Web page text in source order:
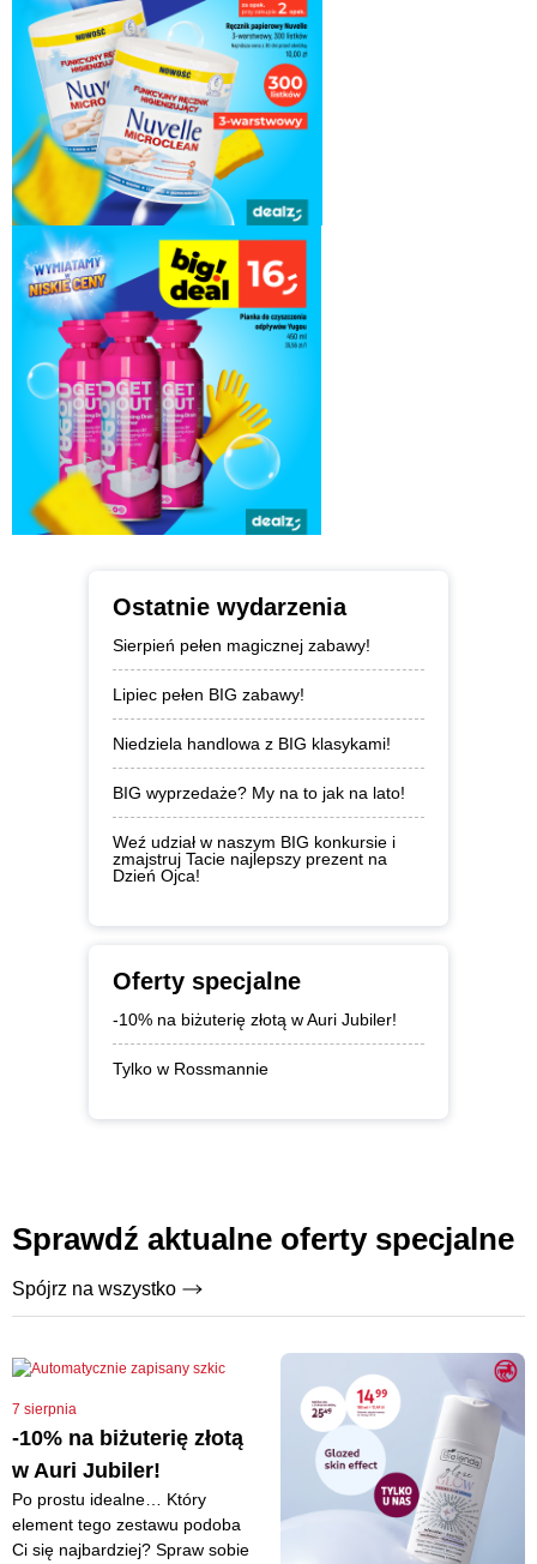
Ostatnie wydarzenia
Sierpień pełen magicznej zabawy!
Lipiec pełen BIG zabawy!
Niedziela handlowa z BIG klasykami!
BIG wyprzedaże? My na to jak na lato!
Weź udział w naszym BIG konkursie i
zmajstruj Tacie najlepszy prezent na
Dzień Ojca!
Oferty specjalne
-10% na biżuterię złotą w Auri Jubiler!
Tylko w Rossmannie
Sprawdź aktualne oferty specjalne
Spójrz na wszystko
7 sierpnia
-10% na biżuterię złotą
w Auri Jubiler!
Po prostu idealne… Który
element tego zestawu podoba
Ci się najbardziej? Spraw sobie